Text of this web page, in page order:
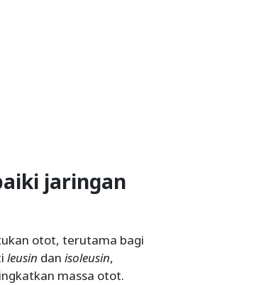
jaringan
otot, terutama bagi
leusin dan isoleusin,
massa otot.